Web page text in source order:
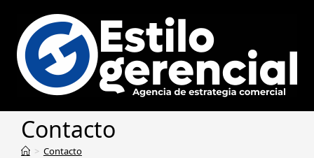
Contacto
> Contacto